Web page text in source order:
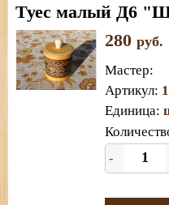
Туес малый Д6
280 руб.
Мастер:
Артикул:
Единица:
-